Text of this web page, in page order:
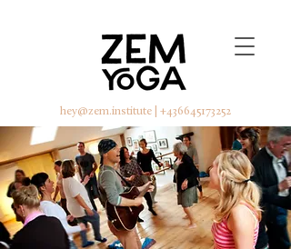
hey@zem.institute| +436645173252